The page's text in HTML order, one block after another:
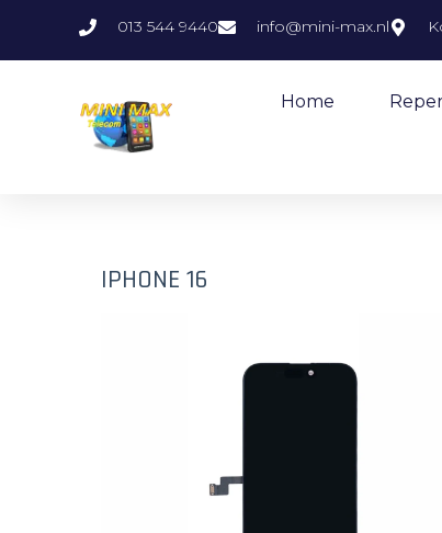
013 544 9440 info@mini-max.nl
Home
IPHONE 16